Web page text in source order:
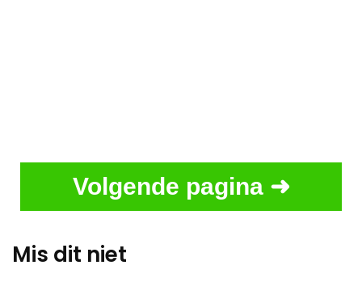
Volgende pagina ➜
Mis dit niet